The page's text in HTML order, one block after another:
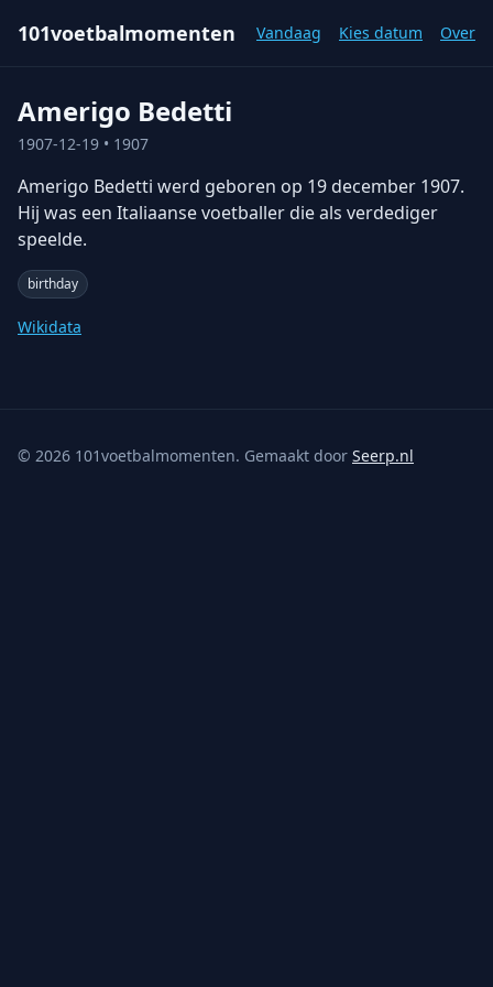
101voetbalmomenten Vandaag Kies datum Over
Amerigo Bedetti
1907-12-19 • 1907
Amerigo Bedetti werd geboren op 19 december 1907.
Hij was een Italiaanse voetballer die als verdediger
speelde.
birthday
Wikidata
© 2026 101voetbalmomenten. Gemaakt door Seerp.nl